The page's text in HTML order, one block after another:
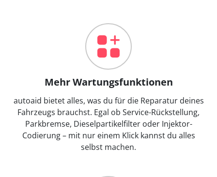
Mehr Wartungsfunktionen
autoaid bietet alles, was du für die Reparatur deines
Fahrzeugs brauchst. Egal ob Service-Rückstellung,
Parkbremse, Dieselpartikelfilter oder Injektor-
Codierung – mit nur einem Klick kannst du alles
selbst machen.